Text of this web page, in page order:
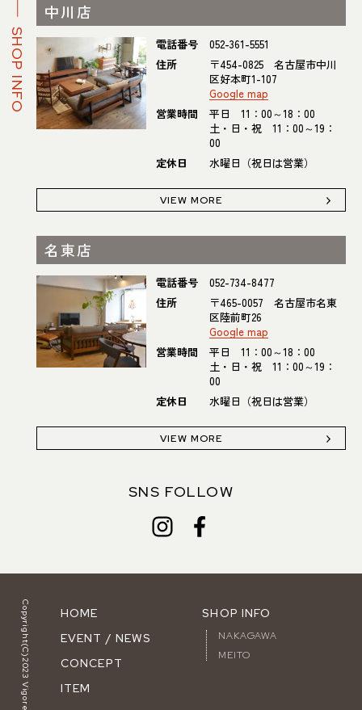
SHOP INFO
中川店
電話番号
052-361-5551
住所
〒454-0825 名古屋市中川
区好本町1-107
Google map
営業時間
平日 11：00～18：00
土・日・祝 11：00～19：
00
定休日
水曜日（祝日は営業）
VIEW MORE
名東店
電話番号
052-734-8477
住所
〒465-0057 名古屋市名東
区陸前町26
Google map
営業時間
平日 11：00～18：00
土・日・祝 11：00～19：
00
定休日
水曜日（祝日は営業）
VIEW MORE
SNS FOLLOW
Copyright(C)2023 Vigore.
HOME
EVENT / NEWS
CONCEPT
ITEM
SHOP INFO
NAKAGAWA
MEITO